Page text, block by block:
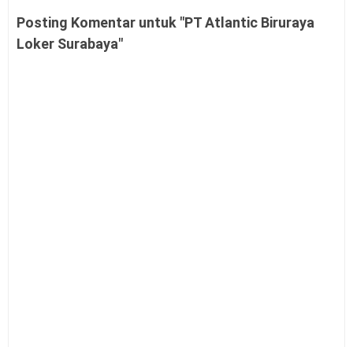
Posting Komentar untuk "PT Atlantic Biruraya
Loker Surabaya"